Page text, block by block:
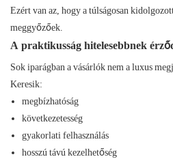
Ezért van az, hogy a túlságosan
meggyőzőek.
A praktikusság hitelesebbnek
Sok iparágban a vásárlók nem a luxus
Keresik:
megbízhatóság
következetesség
gyakorlati felhasználás
hosszú távú kezelhetőség